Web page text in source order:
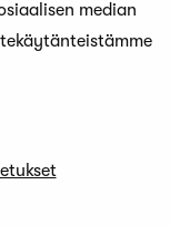
median